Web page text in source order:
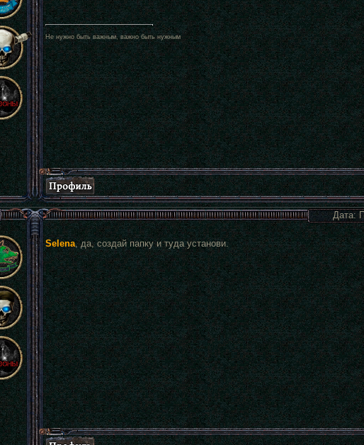
Не нужно быть важным, важно быть нужным
Дата:
Selena, да, создай папку и туда установи.